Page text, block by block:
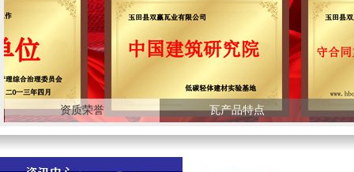
资质荣誉 瓦产品特点